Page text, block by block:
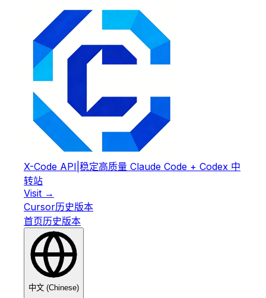
X-Code API 稳定高质量 Claude Code + Codex 中
转站
Visit →
Cursor历史版本
首页历史版本
中文 (Chinese)